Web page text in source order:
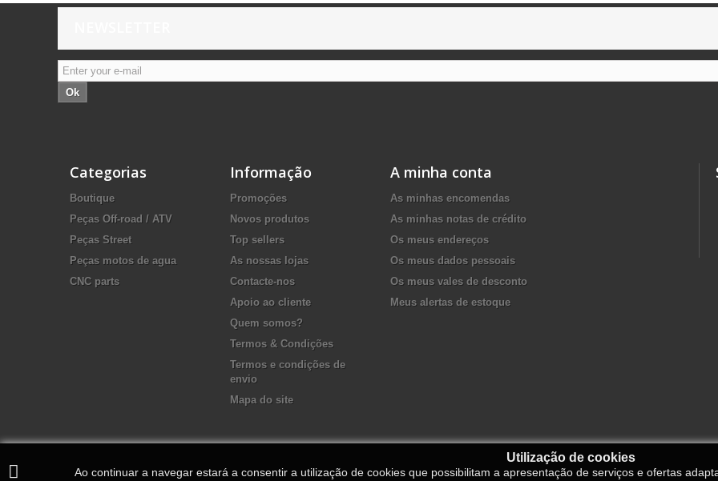
Ok
Categorias
Boutique
Peças Off-road / ATV
Peças Street
Peças motos de agua
CNC parts
Informação
Promoções
Novos produtos
Top sellers
As nossas lojas
Contacte-nos
Apoio ao cliente
Quem somos?
Termos & Condições
Termos e condições de
envio
Mapa do site
A minha conta
As minhas encomendas
As minhas notas de crédito
Os meus endereços
Os meus dados pessoais
Os meus vales de desconto
Meus alertas de estoque
Utilização de cookies
Ao continuar a navegar estará a consentir a utilização de cookies que possibilitam a apresentação de serviços e ofertas